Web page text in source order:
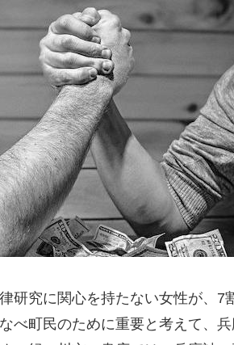
研究に関心を持たない女性が、7
べ町民のために重要と考えて、